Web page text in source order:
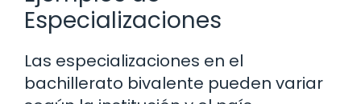
Especializaciones
Las especializaciones en el
bachillerato bivalente pueden variar